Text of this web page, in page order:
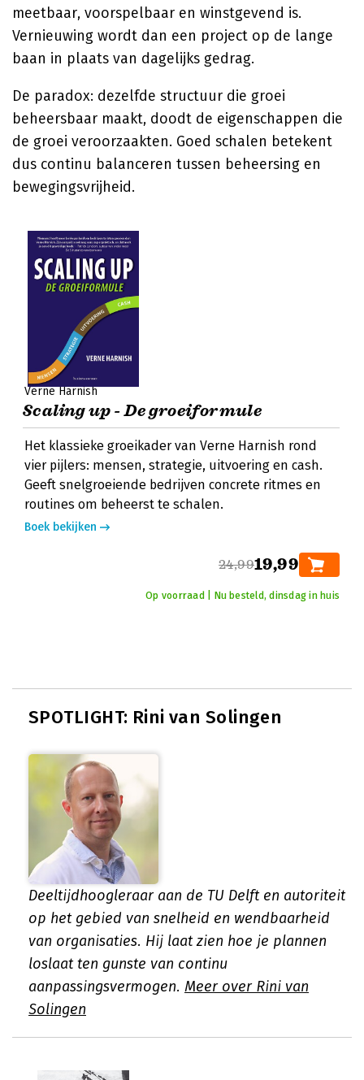
meetbaar, voorspelbaar en winstgevend is.
Vernieuwing wordt dan een project op de lange
baan in plaats van dagelijks gedrag.
De paradox: dezelfde structuur die groei
beheersbaar maakt, doodt de eigenschappen die
de groei veroorzaakten. Goed schalen betekent
dus continu balanceren tussen beheersing en
bewegingsvrijheid.
Verne Harnish
Scaling up - De groeiformule
Het klassieke groeikader van Verne Harnish rond
vier pijlers: mensen, strategie, uitvoering en cash.
Geeft snelgroeiende bedrijven concrete ritmes en
routines om beheerst te schalen.
Boek bekijken
24,9919,99
Op voorraad | Nu besteld, dinsdag in huis
SPOTLIGHT: Rini van Solingen
Deeltijdhoogleraar aan de TU Delft en autoriteit
op het gebied van snelheid en wendbaarheid
van organisaties. Hij laat zien hoe je plannen
loslaat ten gunste van continu
aanpassingsvermogen. Meer over Rini van
Solingen